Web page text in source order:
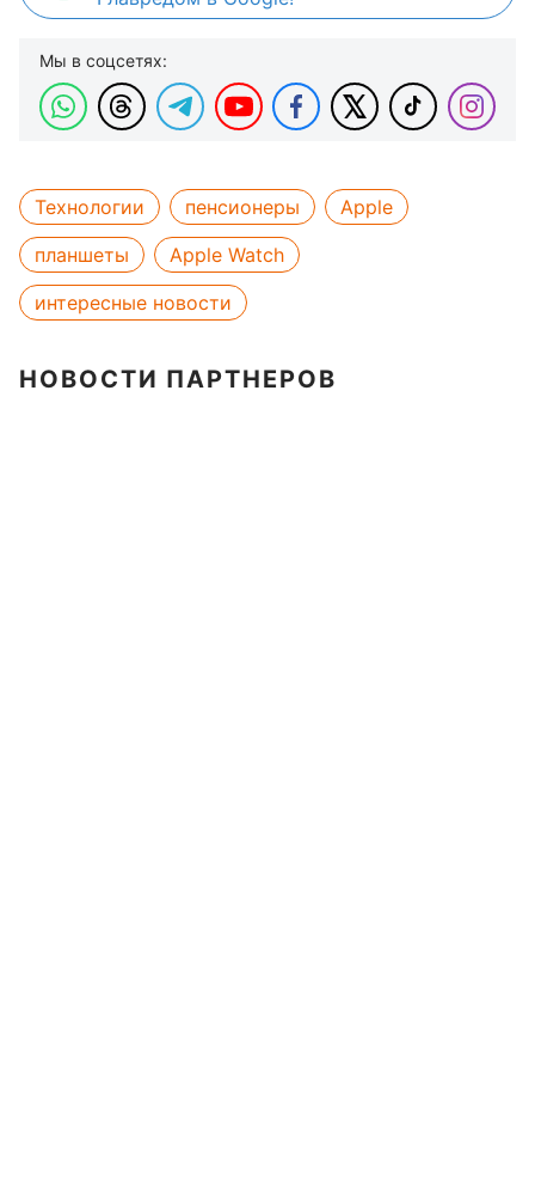
Мы в соцсетях:
Технологии пенсионеры
Apple
планшеты
Apple Watch
интересные новости
НОВОСТИ ПАРТНЕРОВ